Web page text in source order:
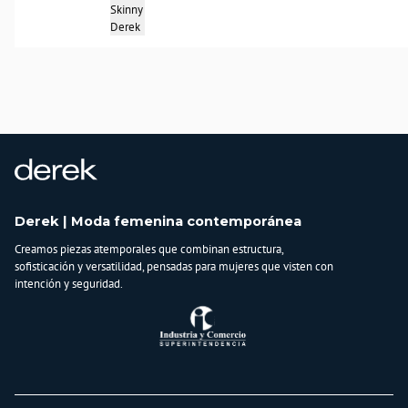
Skinny
Derek
Derek | Moda femenina contemporánea
Creamos piezas atemporales que combinan estructura,
sofisticación y versatilidad, pensadas para mujeres que visten con
intención y seguridad.